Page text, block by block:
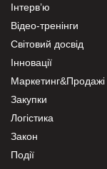
Інтерв’ю
Відео-тренінги
Світовий досвід
Інновації
Маркетинг&Продажі
Закупки
Логістика
Закон
Події